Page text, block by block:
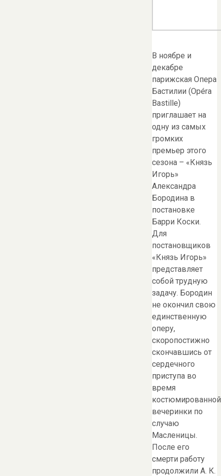
В ноябре и
декабре
парижская Опера
Бастилии (Opéra
Bastille)
приглашает на
одну из самых
громких
премьер этого
сезона – «Князь
Игорь»
Александра
Бородина в
постановке
Барри Коски.
Для
постановщиков
«Князь Игорь»
представляет
собой трудную
задачу. Бородин
не окончил свою
единственную
оперу,
скоропостижно
скончавшись от
сердечного
приступа во
время
костюмированной
вечеринки по
случаю
Масленицы.
После его
смерти работу
продолжили А. К.